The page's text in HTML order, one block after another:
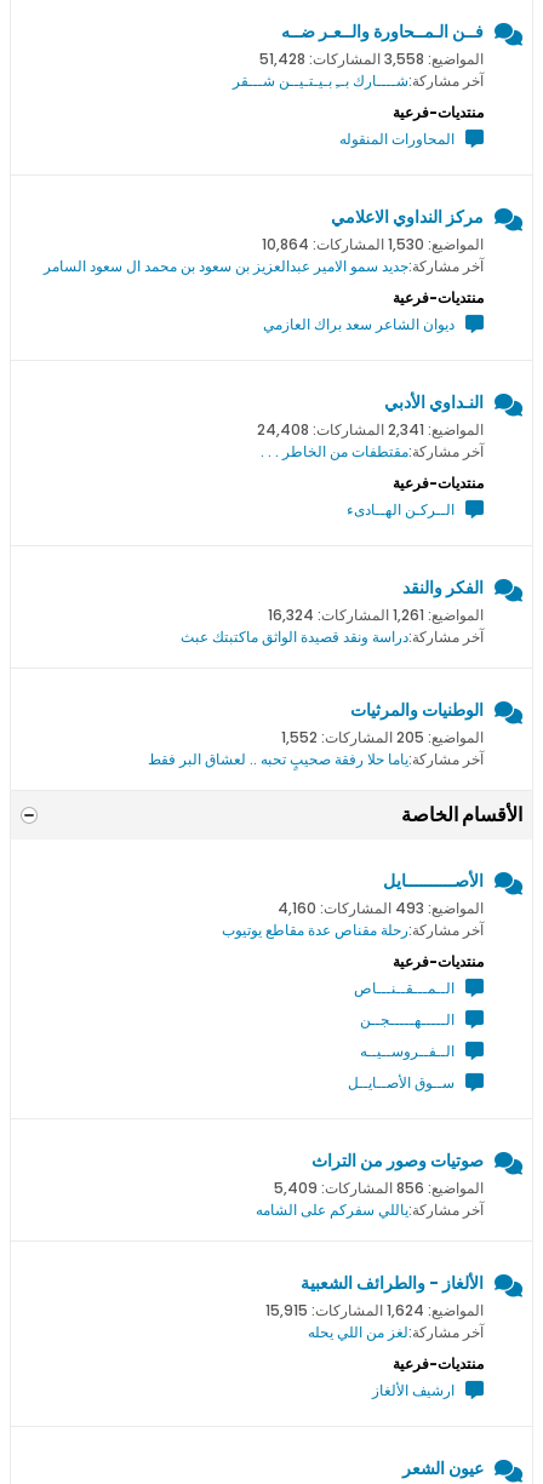
فــن الـمــحاورة والــعـر ضــه
المواضيع: 3,558 المشاركات: 51,428
آخر مشاركة:شــــارك بــِ بـيـتـيــن شـــقر
منتديات-فرعية
المحاورات المنقوله
مركز النداوي الاعلامي
المواضيع: 1,530 المشاركات: 10,864
آخر مشاركة:جديد سمو اﻻمير عبدالعزيز بن سعود بن محمد ال سعود السامر
منتديات-فرعية
ديوان الشاعر سعد براك العازمي
النـداوي الأدبي
المواضيع: 2,341 المشاركات: 24,408
آخر مشاركة:مقتطفات من الخاطر . . .
منتديات-فرعية
الــركـن الهــادىء
الفكر والنقد
المواضيع: 1,261 المشاركات: 16,324
آخر مشاركة:دراسة ونقد قصيدة الواثق ماكتبتك عبث
الوطنيات والمرثيات
المواضيع: 205 المشاركات: 1,552
آخر مشاركة:ياما حلا رفقة صحيبٍ تحبه .. لعشاق البر فقط
الأقسام الخاصة
الأصــــــــــايل
المواضيع: 493 المشاركات: 4,160
آخر مشاركة:رحلة مقناص عدة مقاطع يوتيوب
منتديات-فرعية
الــمـــقــنـــاص
الـــــهـــــجــن
الــفــروســيــه
ســوق الأصــايــل
صوتيات وصور من التراث
المواضيع: 856 المشاركات: 5,409
آخر مشاركة:ياللي سفركم على الشامه
الألغاز - والطرائف الشعبية
المواضيع: 1,624 المشاركات: 15,915
آخر مشاركة:لغز من اللي يحله
منتديات-فرعية
ارشيف الألغاز
عيون الشعر